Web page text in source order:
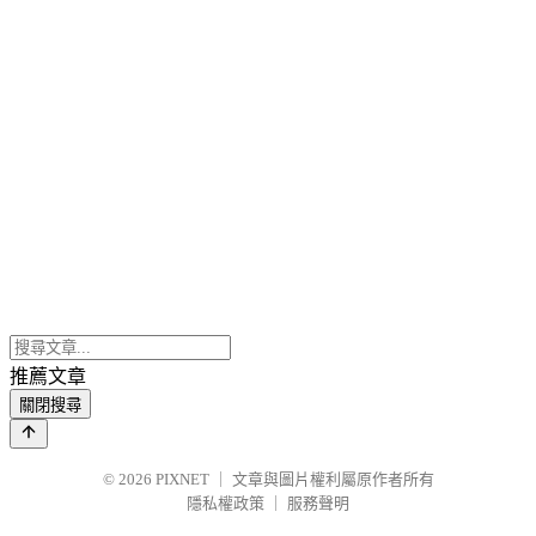
推薦文章
關閉搜尋
© 2026 PIXNET
文章與圖片權利屬原作者所有
隱私權政策
服務聲明